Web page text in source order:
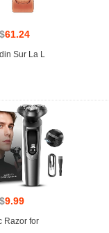
$61.24
Sur La L
$9.99
Razor for